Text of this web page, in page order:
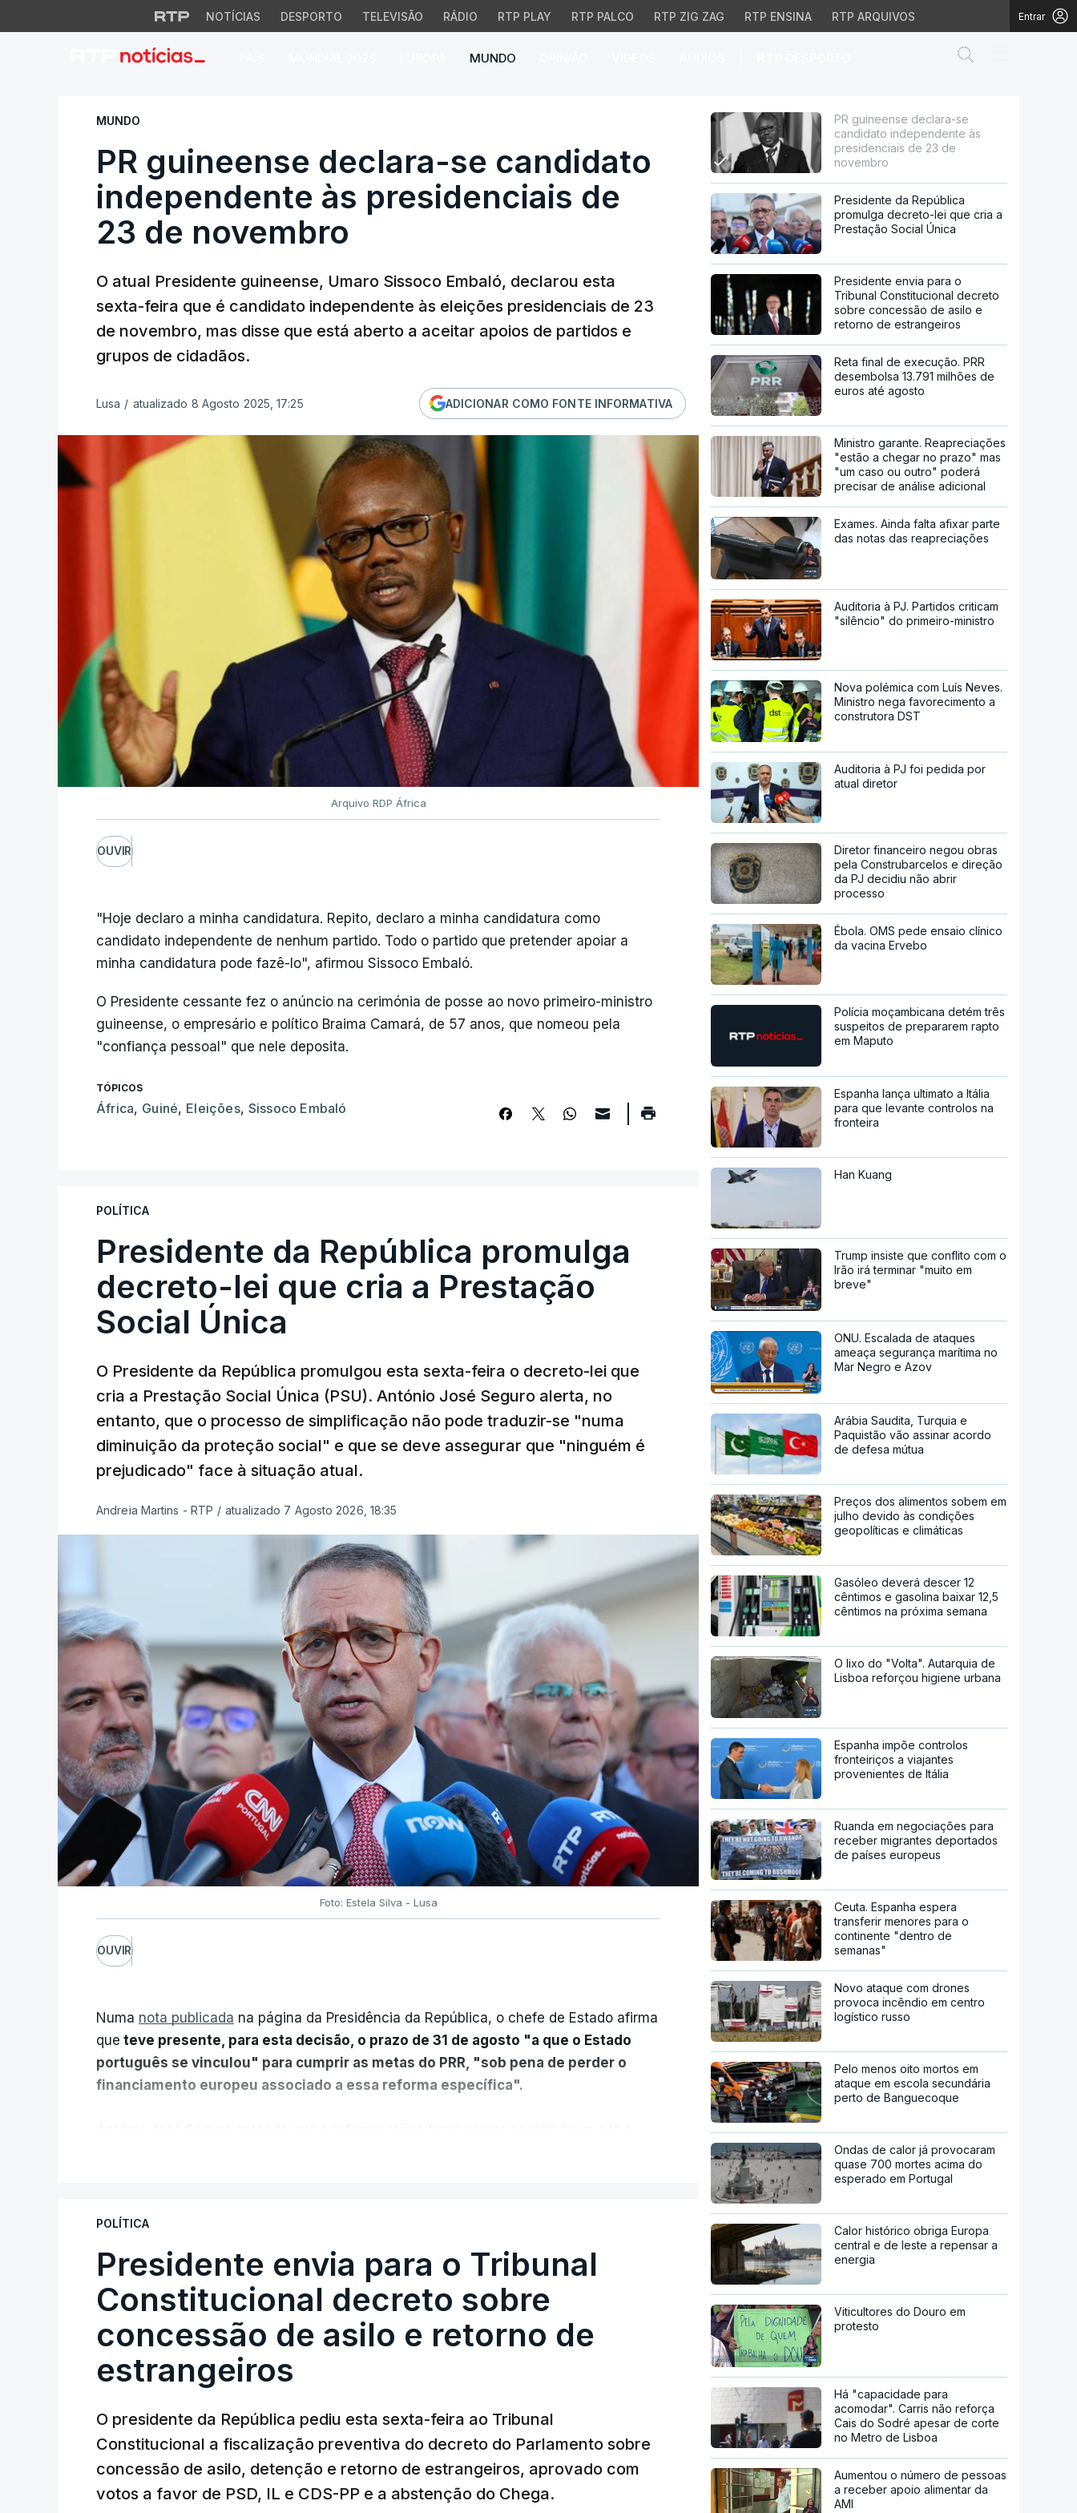
NOTÍCIAS DESPORTO TELEVISÃO RÁDIO RTP PLAY RTP PALCO RTP ZIG ZAG RTP ENSINA RTP ARQUIVOS Entrar
MUNDO
PR guineense declara-se candidato independente às
MUNDO
PR guineense declara-se candidato
independente às presidenciais de
23 de novembro
O atual Presidente guineense, Umaro Sissoco Embaló, declarou esta
sexta-feira que é candidato independente às eleições presidenciais de 23
de novembro, mas disse que está aberto a aceitar apoios de partidos e
grupos de cidadãos.
Lusa / atualizado 8 Agosto 2025, 17:25 ADICIONAR COMO FONTE INFORMATIVA
Arquivo RDP África
OUVIR
"Hoje declaro a minha candidatura. Repito, declaro a minha candidatura como
candidato independente de nenhum partido. Todo o partido que pretender apoiar a
minha candidatura pode fazê-lo", afirmou Sissoco Embaló.
O Presidente cessante fez o anúncio na cerimónia de posse ao novo primeiro-ministro
guineense, o empresário e político Braima Camará, de 57 anos, que nomeou pela
"confiança pessoal" que nele deposita.
TÓPICOS
África, Guiné, Eleições, Sissoco Embaló
POLÍTICA
Presidente da República promulga
decreto-lei que cria a Prestação
Social Única
O Presidente da República promulgou esta sexta-feira o decreto-lei que
cria a Prestação Social Única (PSU). António José Seguro alerta, no
entanto, que o processo de simplificação não pode traduzir-se "numa
diminuição da proteção social" e que se deve assegurar que "ninguém é
prejudicado" face à situação atual.
Andreia Martins - RTP / atualizado 7 Agosto 2026, 18:35
Foto: Estela Silva - Lusa
OUVIR
Numa nota publicada na página da Presidência da República, o chefe de Estado afirma
que teve presente, para esta decisão, o prazo de 31 de agosto "a que o Estado
português se vinculou" para cumprir as metas do PRR, "sob pena de perder o
financiamento europeu associado a essa reforma específica".
os apoios chegam a quem mais necessita, estaremos a dar um passo na direção
Assegurar que "ninguém é prejudicado"
O Preisdente deixa, no entanto, deixa alguns avisos:
"deve ter como primeiro critério a proteção das pessoas" e "nenhum processo
de simplificação pode traduzir-se numa diminuição da proteção social".
António José Seguro vinca que se
face à situação de que hoje beneficia", dando especial atenção a quem vive em
situações "de maior fragilidade", como as famílias de menores rendimentos, os idosos
POLÍTICA
Presidente envia para o Tribunal
Constitucional decreto sobre
concessão de asilo e retorno de
estrangeiros
O presidente da República pediu esta sexta-feira ao Tribunal
Constitucional a fiscalização preventiva do decreto do Parlamento sobre
concessão de asilo, detenção e retorno de estrangeiros, aprovado com
votos a favor de PSD, IL e CDS-PP e a abstenção do Chega.
PR guineense declara-se
candidato independente às
presidenciais de 23 de
novembro
Presidente da República
promulga decreto-lei que cria a
Prestação Social Única
Presidente envia para o
Tribunal Constitucional decreto
sobre concessão de asilo e
retorno de estrangeiros
Reta final de execução. PRR
desembolsa 13.791 milhões de
euros até agosto
Ministro garante. Reapreciações
"estão a chegar no prazo" mas
"um caso ou outro" poderá
precisar de análise adicional
Exames. Ainda falta afixar parte
das notas das reapreciações
Auditoria à PJ. Partidos criticam
"silêncio" do primeiro-ministro
Nova polémica com Luís Neves.
Ministro nega favorecimento a
construtora DST
Auditoria à PJ foi pedida por
atual diretor
Diretor financeiro negou obras
pela Construbarcelos e direção
da PJ decidiu não abrir
processo
Ébola. OMS pede ensaio clínico
da vacina Ervebo
Polícia moçambicana detém três
suspeitos de prepararem rapto
em Maputo
Espanha lança ultimato a Itália
para que levante controlos na
fronteira
Han Kuang
Trump insiste que conflito com o
Irão irá terminar "muito em
breve"
ONU. Escalada de ataques
ameaça segurança marítima no
Mar Negro e Azov
Arábia Saudita, Turquia e
Paquistão vão assinar acordo
de defesa mútua
Preços dos alimentos sobem em
julho devido às condições
geopolíticas e climáticas
Gasóleo deverá descer 12
cêntimos e gasolina baixar 12,5
cêntimos na próxima semana
O lixo do "Volta". Autarquia de
Lisboa reforçou higiene urbana
Espanha impõe controlos
fronteiriços a viajantes
provenientes de Itália
Ruanda em negociações para
receber migrantes deportados
de países europeus
Ceuta. Espanha espera
transferir menores para o
continente "dentro de
semanas"
Novo ataque com drones
provoca incêndio em centro
logístico russo
Pelo menos oito mortos em
ataque em escola secundária
perto de Banguecoque
Ondas de calor já provocaram
quase 700 mortes acima do
esperado em Portugal
Calor histórico obriga Europa
central e de leste a repensar a
energia
Viticultores do Douro em
protesto
Há "capacidade para
acomodar". Carris não reforça
Cais do Sodré apesar de corte
no Metro de Lisboa
Aumentou o número de pessoas
a receber apoio alimentar da
AMI